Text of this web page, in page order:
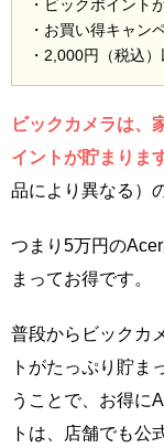
・ビックポイント
・お買い得キャン
・2,000円（税込
ビックカメラは、
イントが貯まりま
品により異なる）
つまり5万円の
まってお得です。
普段からビックカ
トがたっぷり貯ま
うことで、お得に
トは、店舗でも公